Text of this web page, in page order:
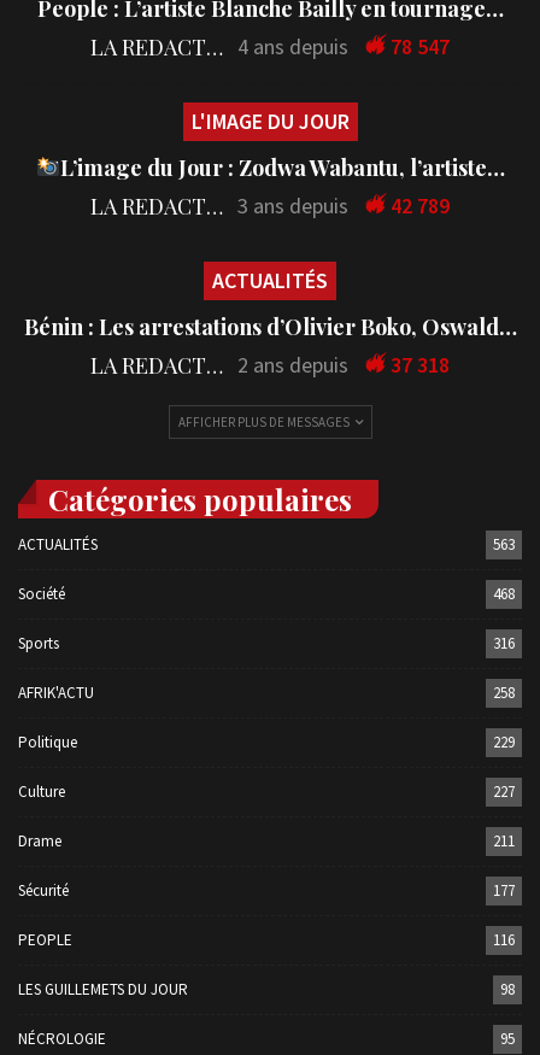
People : L’artiste Blanche Bailly en tournage…
LA REDACTION 4 ans depuis 78 547
L'IMAGE DU JOUR
L’image du Jour : Zodwa Wabantu, l’artiste…
LA REDACTION 3 ans depuis 42 789
ACTUALITÉS
Bénin : Les arrestations d’Olivier Boko, Oswald…
LA REDACTION 2 ans depuis 37 318
AFFICHER PLUS DE MESSAGES
Catégories populaires
ACTUALITÉS 563
Société 468
Sports 316
AFRIK'ACTU 258
Politique 229
Culture 227
Drame 211
Sécurité 177
PEOPLE 116
LES GUILLEMETS DU JOUR 98
NÉCROLOGIE 95